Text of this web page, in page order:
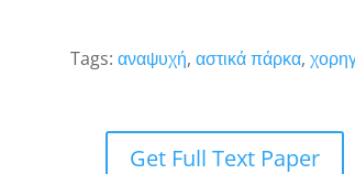
Tags: αναψυχή, αστικά πάρκα,
Get Full Text Paper